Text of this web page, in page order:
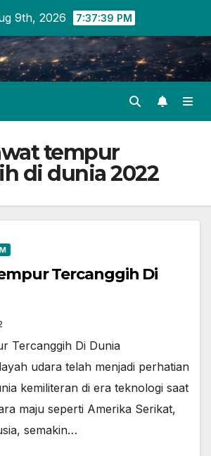
9th, 2026 7:37:39 PM
tempur
di dunia 2022
Tercanggih Di
Tercanggih Di Dunia
udara telah menjadi perhatian
kemiliteran di era teknologi saat
maju seperti Amerika Serikat,
semakin…